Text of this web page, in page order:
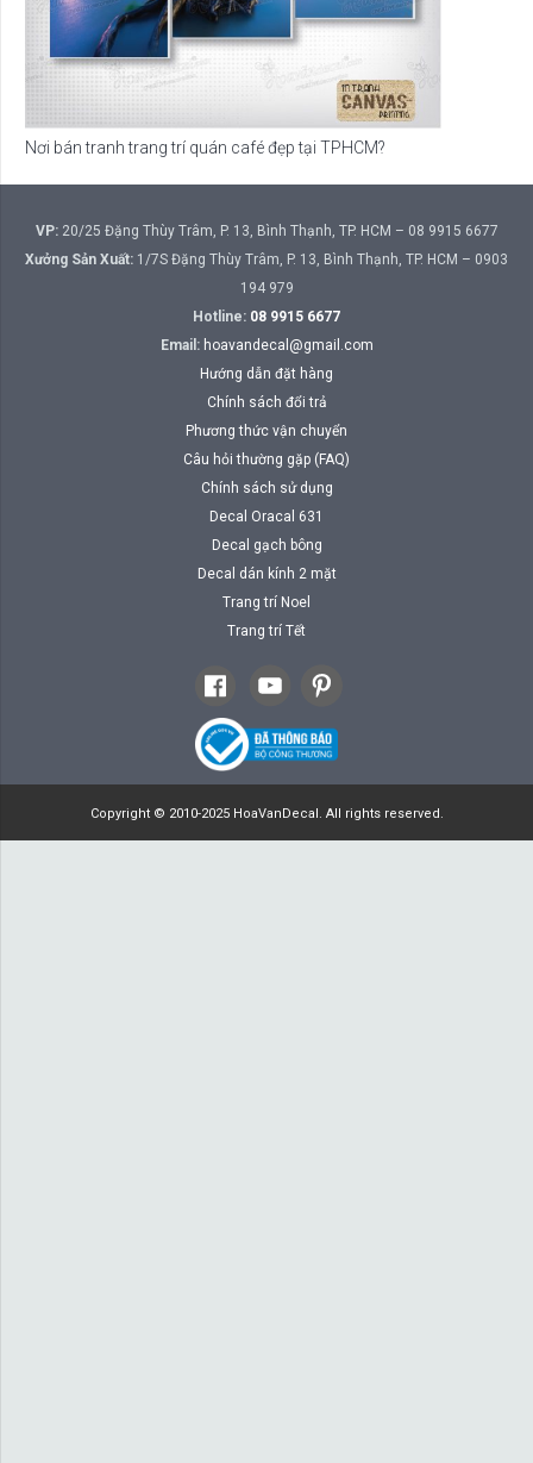
Nơi bán tranh trang trí quán café đẹp tại TPHCM?
VP:20/25 Đặng Thùy Trâm, P. 13, Bình Thạnh, TP. HCM – 08 9915 6677
Xưởng Sản Xuất: 1/7S Đặng Thùy Trâm, P. 13, Bình Thạnh, TP. HCM – 0903
194 979
Hotline: 08 9915 6677
Email: hoavandecal@gmail.com
Hướng dẫn đặt hàng
Chính sách đổi trả
Phương thức vận chuyển
Câu hỏi thường gặp (FAQ)
Chính sách sử dụng
Decal Oracal 631
Decal gạch bông
Decal dán kính 2 mặt
Trang trí Noel
Trang trí Tết
Copyright © 2010-2025 HoaVanDecal. All rights reserved.